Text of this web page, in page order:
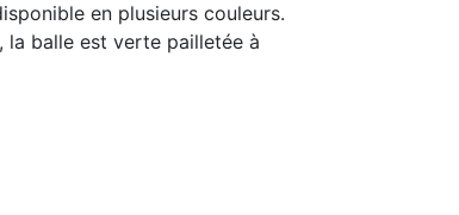
en plusieurs couleurs.
la balle est verte pailletée à